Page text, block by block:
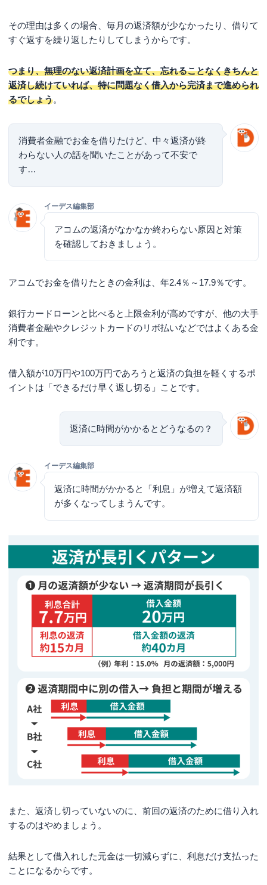
その理由は多くの場合、毎月の返済額が少なかったり、借りて
すぐ返すを繰り返したりしてしまうからです。
つまり、無理のない返済計画を立て、忘れることなくきちんと
返済し続けていれば、特に問題なく借入から完済まで進められ
るでしょう。
消費者金融でお金を借りたけど、中々返済が終
わらない人の話を聞いたことがあって不安で
す…
イーデス編集部
アコムの返済がなかなか終わらない原因と対策
を確認しておきましょう。
アコムでお金を借りたときの金利は、 年2.4％～17.9％です。
銀行カードローンと比べると上限金利が高めですが、他の大手
消費者金融やクレジットカードのリボ払いなどではよくある金
利です。
借入額が10万円や100万円であろうと返済の負担を軽くするポ
イントは「できるだけ早く返し切る」ことです。
返済に時間がかかるとどうなるの？
イーデス編集部
返済に時間がかかると「利息」が増えて返済額
が多くなってしまうんです。
また、返済し切っていないのに、前回の返済のために借り入れ
するのはやめましょう。
結果として借入れした元金は一切減らずに、利息だけ支払った
ことになるからです。